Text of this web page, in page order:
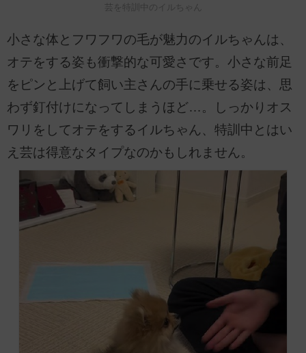
芸を特訓中のイルちゃん
小さな体とフワフワの毛が魅力のイルちゃんは、
オテをする姿も衝撃的な可愛さです。小さな前足
をピンと上げて飼い主さんの手に乗せる姿は、思
わず釘付けになってしまうほど…。しっかりオス
ワリをしてオテをするイルちゃん、特訓中とはい
え芸は得意なタイプなのかもしれません。